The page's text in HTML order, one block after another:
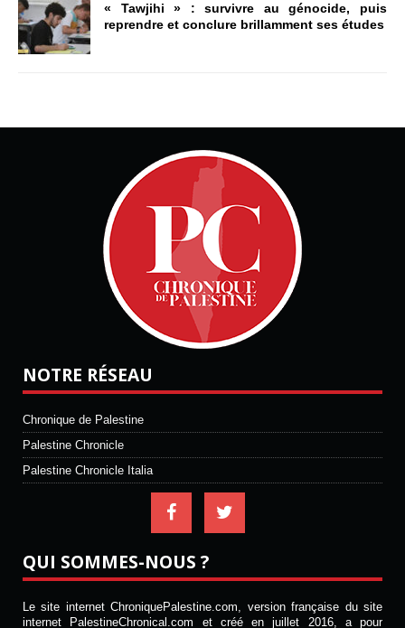
« Tawjihi » : survivre au génocide, puis
reprendre et conclure brillamment ses études
NOTRE RÉSEAU
Chronique de Palestine
Palestine Chronicle
Palestine Chronicle Italia
QUI SOMMES-NOUS ?
Le site internet ChroniquePalestine.com, version française du site
internet PalestineChronical.com et créé en juillet 2016, a pour